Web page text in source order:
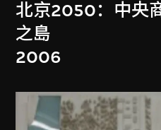
北京2050：中央
之島
2006